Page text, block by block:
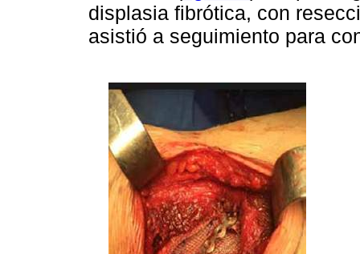
displasia fibrótica, con
asistió a seguimiento para